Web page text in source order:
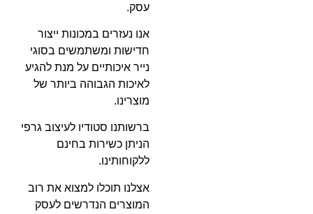
עסק.
אנו נעזרים במכונות ייצור
חדישות ומשתמשים בסוגי
נייר איכותיים על מנת להגיע
לאיכות הגבוהה ביותר של
מוצרינו.
ברשותנו סטודיו לעיצוב גרפי
הניתן כשירות בחינם
ללקוחותינו.
אצלנו תוכלו למצוא את רוב
המוצרים הנדרשים לעסק